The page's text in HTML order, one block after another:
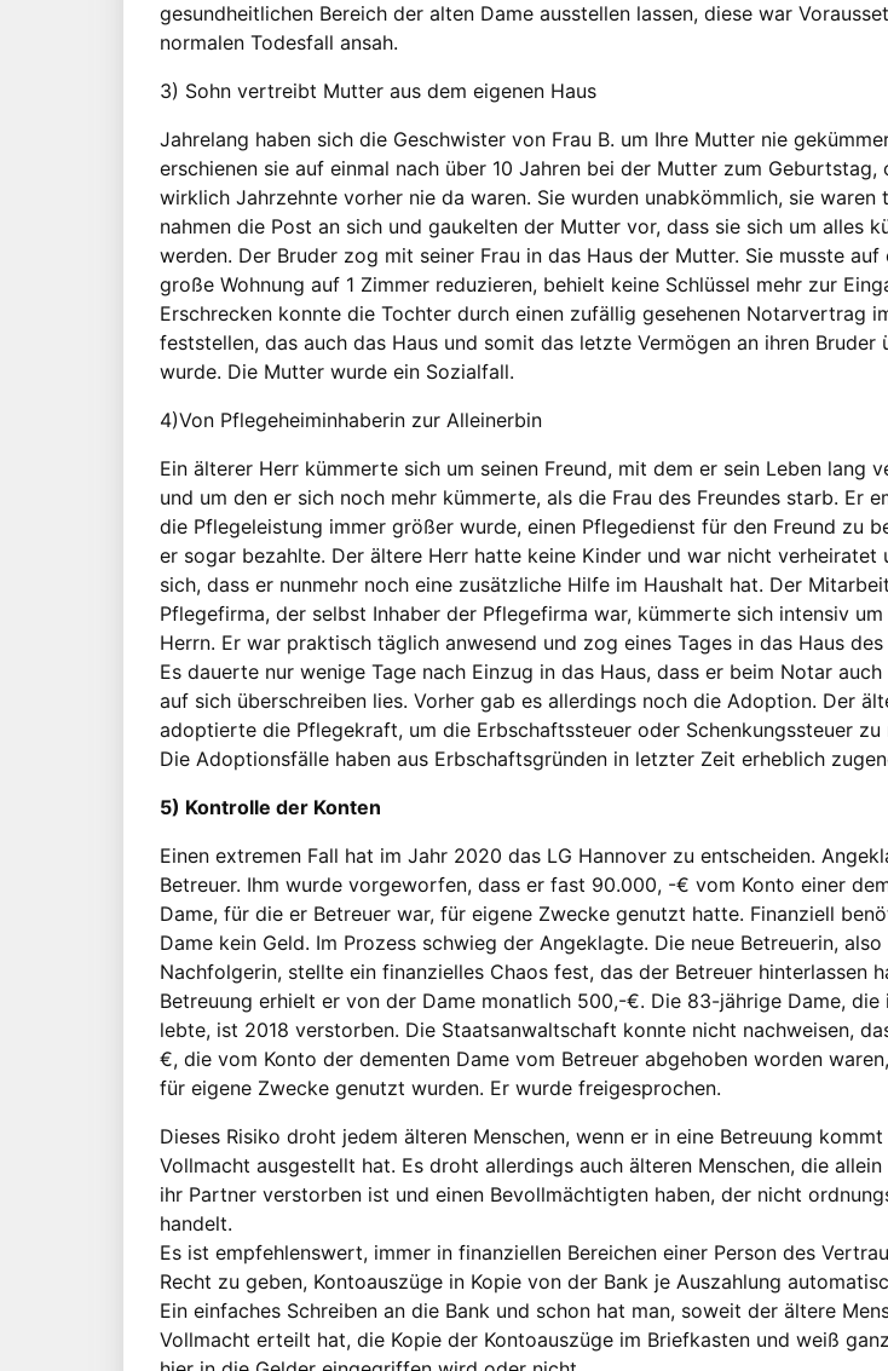
gesundheitlichen Bereich der alten Dame ausstellen lassen, diese war
normalen Todesfall ansah.
3) Sohn vertreibt Mutter aus dem eigenen Haus
Jahrelang haben sich die Geschwister von Frau B. um Ihre Mutter nie
erschienen sie auf einmal nach über 10 Jahren bei der Mutter zum Geburtstag,
wirklich Jahrzehnte vorher nie da waren. Sie wurden unabkömmlich, sie waren
nahmen die Post an sich und gaukelten der Mutter vor, dass sie sich um alles
werden. Der Bruder zog mit seiner Frau in das Haus der Mutter. Sie musste auf
große Wohnung auf 1 Zimmer reduzieren, behielt keine Schlüssel mehr zur
Erschrecken konnte die Tochter durch einen zufällig gesehenen Notarvertrag
feststellen, das auch das Haus und somit das letzte Vermögen an ihren Bruder
wurde. Die Mutter wurde ein Sozialfall.
4)Von Pflegeheiminhaberin zur Alleinerbin
Ein älterer Herr kümmerte sich um seinen Freund, mit dem er sein Leben lang
und um den er sich noch mehr kümmerte, als die Frau des Freundes starb. Er
die Pflegeleistung immer größer wurde, einen Pflegedienst für den Freund zu
er sogar bezahlte. Der ältere Herr hatte keine Kinder und war nicht verheiratet
sich, dass er nunmehr noch eine zusätzliche Hilfe im Haushalt hat. Der
Pflegefirma, der selbst Inhaber der Pflegefirma war, kümmerte sich intensiv
Herrn. Er war praktisch täglich anwesend und zog eines Tages in das Haus
Es dauerte nur wenige Tage nach Einzug in das Haus, dass er beim Notar
auf sich überschreiben lies. Vorher gab es allerdings noch die Adoption. Der
adoptierte die Pflegekraft, um die Erbschaftssteuer oder Schenkungssteuer zu
Die Adoptionsfälle haben aus Erbschaftsgründen in letzter Zeit erheblich
5) Kontrolle der Konten
Einen extremen Fall hat im Jahr 2020 das LG Hannover zu entscheiden.
Betreuer. Ihm wurde vorgeworfen, dass er fast 90.000, -€ vom Konto einer
Dame, für die er Betreuer war, für eigene Zwecke genutzt hatte. Finanziell
Dame kein Geld. Im Prozess schwieg der Angeklagte. Die neue Betreuerin, also
Nachfolgerin, stellte ein finanzielles Chaos fest, das der Betreuer hinterlassen
Betreuung erhielt er von der Dame monatlich 500,-€. Die 83-jährige Dame, die
lebte, ist 2018 verstorben. Die Staatsanwaltschaft konnte nicht nachweisen,
€, die vom Konto der dementen Dame vom Betreuer abgehoben worden
für eigene Zwecke genutzt wurden. Er wurde freigesprochen.
Dieses Risiko droht jedem älteren Menschen, wenn er in eine Betreuung
Vollmacht ausgestellt hat. Es droht allerdings auch älteren Menschen, die allein
ihr Partner verstorben ist und einen Bevollmächtigten haben, der nicht
handelt.
Es ist empfehlenswert, immer in finanziellen Bereichen einer Person des
Recht zu geben, Kontoauszüge in Kopie von der Bank je Auszahlung
Ein einfaches Schreiben an die Bank und schon hat man, soweit der ältere
Vollmacht erteilt hat, die Kopie der Kontoauszüge im Briefkasten und weiß